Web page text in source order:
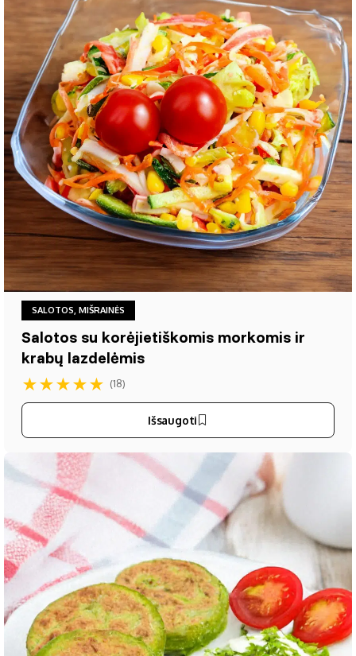
SALOTOS, MIŠRAINĖS
Salotos su korėjietiškomis morkomis ir
krabų lazdelėmis
★★★★★ (18)
Išsaugoti